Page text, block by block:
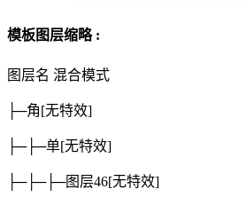
模板图层缩略 :
图层名 混合模式
├─角[无特效]
├─├─单[无特效]
├─├─├─图层46[无特效]